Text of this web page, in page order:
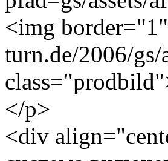
<img
turn.de/2006/
</p>
<div